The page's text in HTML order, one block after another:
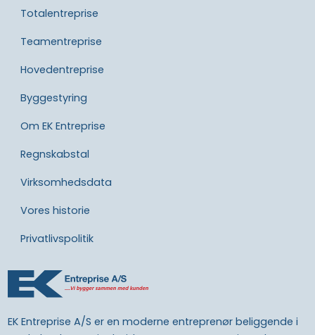
Totalentreprise
Teamentreprise
Hovedentreprise
Byggestyring
Om EK Entreprise
Regnskabstal
Virksomhedsdata
Vores historie​
Privatlivspolitik​
EK Entreprise A/S er en moderne entreprenør beliggende i